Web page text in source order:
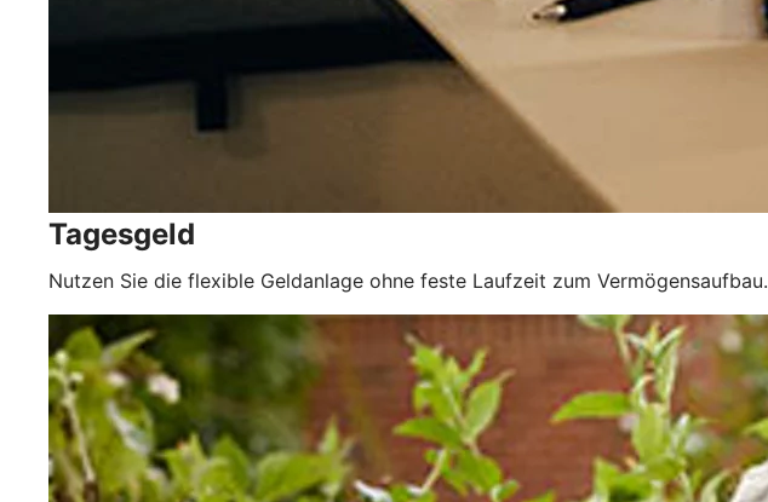
Tagesgeld
Nutzen Sie die flexible Geldanlage ohne feste Laufzeit zum Vermögensaufbau.